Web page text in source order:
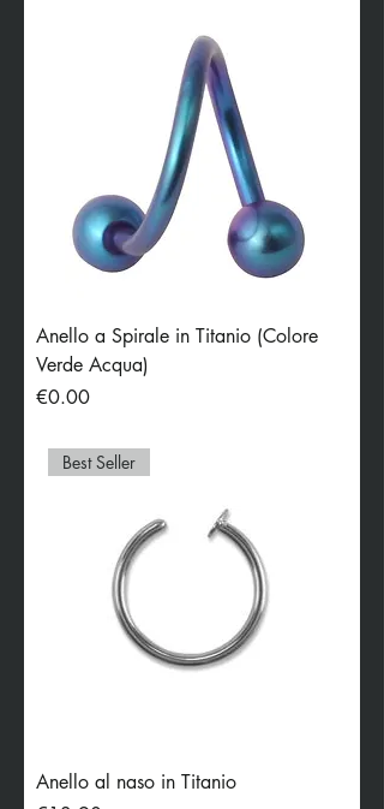
Anello a Spirale in Titanio (Colore
Verde Acqua)
Price
€0.00
Best Seller
Anello al naso in Titanio